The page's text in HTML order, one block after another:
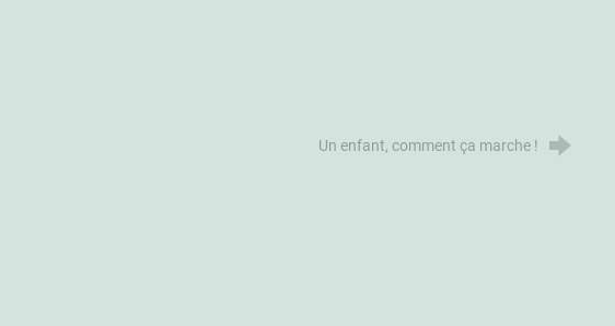
Un enfant, comment ça marche !